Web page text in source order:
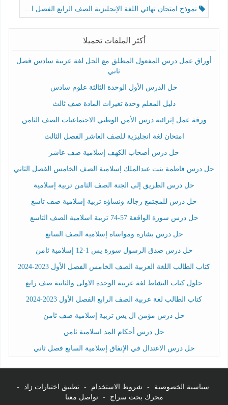
نموذج امتحان نهائي اللغة الإنجليزية الصف الرابع الفصل الثالث
أكثر الملفات تحميلا
أوراق عمل درس المفعول المطلق مع الحل لغة عربية سادس فصل
ثاني
حل الدرس الأول الوحدة الثالثة علوم سادس
دليل المعلم وحدة تغيرات المادة صف ثالث
ورقة عمل إثرائية درس الأمن الوطني الاجتماعيات الصف الثامن
امتحان لغة انجليزية للصف العاشر الفصل الثالث
حل درس أصحاب الكهف إسلامية صف عاشر
حل درس فاطمة بنت عبدالملك إسلامية الصف الخامس الفصل الثاني
حل درس الطريق إلى الجنة الصف الثامن تربية إسلامية
حل درس للمجتمع رجاله ونساؤه تربية إسلامية صف تاسع
حل درس سورة الواقعة 57-74 تربية اسلامية الصف التاسع
حل درس بشارة ومواساة إسلامية الصف السابع
حل درس صدق الرسول سورة يس 1-12 إسلامية ثامن
كتاب الطالب اللغة العربية الصف الخامس الفصل الأول 2023-2024
حلول كتاب النشاط لغة عربية الوحدة الاولى والثانية صف رابع
كتاب الطالب لغة عربية الصف الرابع الفصل الأول 2023-2024
حل درس مؤمن ال يس تربية إسلامية صف ثامن
حل درس أحكام المد اسلامية ثامن
حل درس الاعتدال في الإنفاق إسلامية السابع فصل ثاني
سياسية الخصوصية - شروط الاستخدام - تطبيق اختبارات زاد
-
محرك بحث سراج
- تواصل معنا